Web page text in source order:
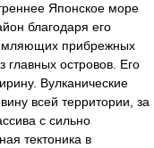
Японское море
благодаря его
прибрежных
островов. Его
Вулканические
всей территории, за
с сильно
тектоника в